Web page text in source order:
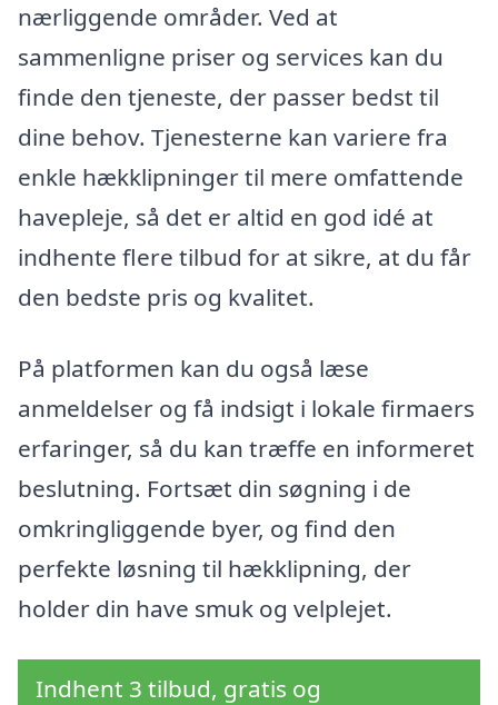
nærliggende områder. Ved at
sammenligne priser og services kan du
finde den tjeneste, der passer bedst til
dine behov. Tjenesterne kan variere fra
enkle hækklipninger til mere omfattende
havepleje, så det er altid en god idé at
indhente flere tilbud for at sikre, at du får
den bedste pris og kvalitet.
På platformen kan du også læse
anmeldelser og få indsigt i lokale firmaers
erfaringer, så du kan træffe en informeret
beslutning. Fortsæt din søgning i de
omkringliggende byer, og find den
perfekte løsning til hækklipning, der
holder din have smuk og velplejet.
Indhent 3 tilbud, gratis og